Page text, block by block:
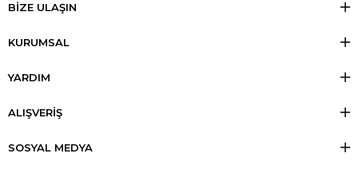
BİZE ULAŞIN
KURUMSAL
YARDIM
ALIŞVERİŞ
SOSYAL MEDYA